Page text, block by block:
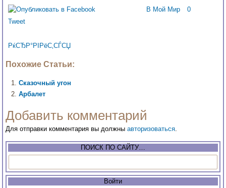
В Мой Мир
0
Tweet
РќСЂР°РІРёС‚СЃСЏ
Похожие Статьи:
Сказочный угон
Арбалет
Добавить комментарий
Для отправки комментария вы должныавторизоваться.
ПОИСК ПО САЙТУ…
Войти